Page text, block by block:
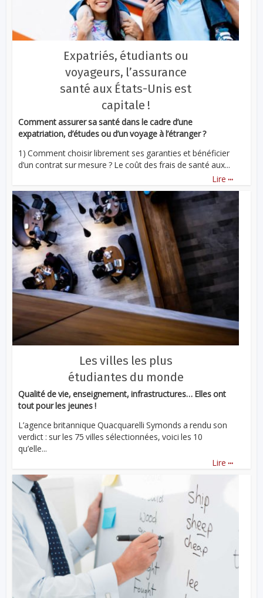
Expatriés, étudiants ou
voyageurs, l’assurance
santé aux États-Unis est
capitale !
Comment assurer sa santé dans le cadre d’une
expatriation, d’études ou d’un voyage à l’étranger ?
1) Comment choisir librement ses garanties et bénéficier
d’un contrat sur mesure ? Le coût des frais de santé aux...
Lire ...
Les villes les plus
étudiantes du monde
Qualité de vie, enseignement, infrastructures… Elles ont
tout pour les jeunes !
L’agence britannique Quacquarelli Symonds a rendu son
verdict : sur les 75 villes sélectionnées, voici les 10
qu’elle...
Lire ...